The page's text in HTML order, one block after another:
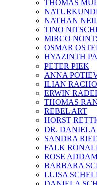
THOMAS
NATHAN
TINO
MIRCO
OSMAR
HYAZINTH
PETER PIEK
ANNA
ILIAN
ERWIN
THOMAS
REBEL ART
HORST
DR.
SANDRA
FALK
ROSE
BARBARA
LUISA